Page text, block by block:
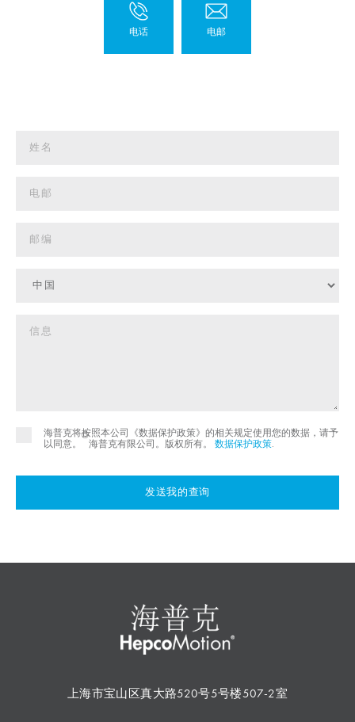
海普克将按照本公司《数据保护政策》的相关规定使用您的数据，请予
以同意。
©
海普克有限公司。版权所有。 数据保护政策
发送我的查询
上海市宝山区真大路520号5号楼507-2室